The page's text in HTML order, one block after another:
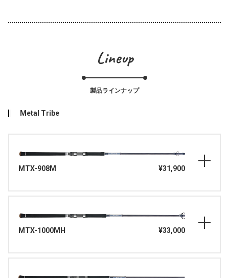
Lineup
製品ラインナップ
Metal Tribe
MTX-908M ¥31,900
MTX-1000MH ¥33,000